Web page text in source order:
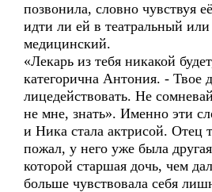
позвонила, словно чувствуя
идти ли ей в театральный или
медицинский.
«Лекарь из тебя никакой
категорична Антония. - Твое
лицедействовать. Не
не мне, знать». Именно эти
и Ника стала актрисой. Отец
пожал, у него уже была
которой старшая дочь, чем
больше чувствовала себя